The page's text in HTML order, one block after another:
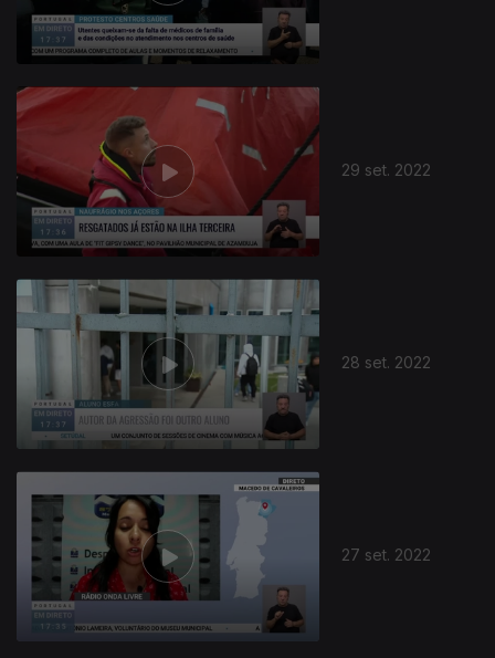
29 set. 2022
28 set. 2022
643409
27 set. 2022